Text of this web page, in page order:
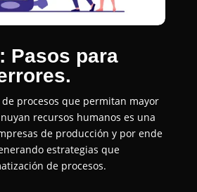
Pasos para
procesos que permitan mayor
recursos humanos es una
de producción y por ende
estrategias que
de procesos.